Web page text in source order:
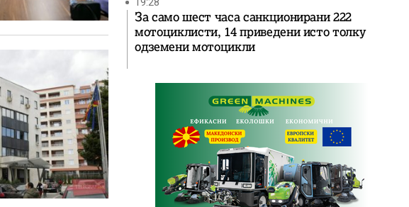
За само шест часа санкционирани 222
мотоциклисти, 14 приведени исто толку
одземени мотоцикли